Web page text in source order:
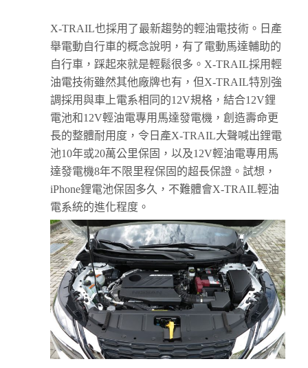
X-TRAIL也採用了最新趨勢的輕油電技術。日產
舉電動自行車的概念說明，有了電動馬達輔助的
自行車，踩起來就是輕鬆很多。X-TRAIL採用輕
油電技術雖然其他廠牌也有，但X-TRAIL特別強
調採用與車上電系相同的12V規格，結合12V鋰
電池和12V輕油電專用馬達發電機，創造壽命更
長的整體耐用度，令日產X-TRAIL大聲喊出鋰電
池10年或20萬公里保固，以及12V輕油電專用馬
達發電機8年不限里程保固的超長保證。試想，
iPhone鋰電池保固多久，不難體會X-TRAIL輕油
電系統的進化程度。